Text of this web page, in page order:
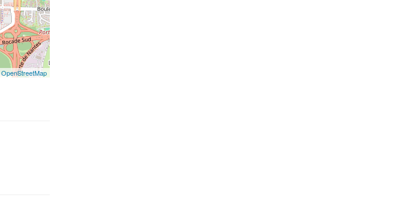
OpenStreetMap